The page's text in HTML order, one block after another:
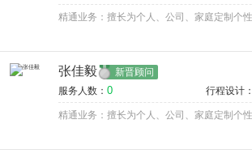
精通业务：擅长为个人、公司、家庭定制个
张佳毅 新晋顾问
服务人数： 0 行程设计：
精通业务：擅长为个人、公司、家庭定制个